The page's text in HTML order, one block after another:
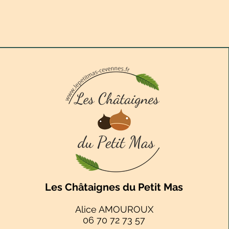
Les Châtaignes du Petit Mas
Alice AMOUROUX
06 70 72 73 57